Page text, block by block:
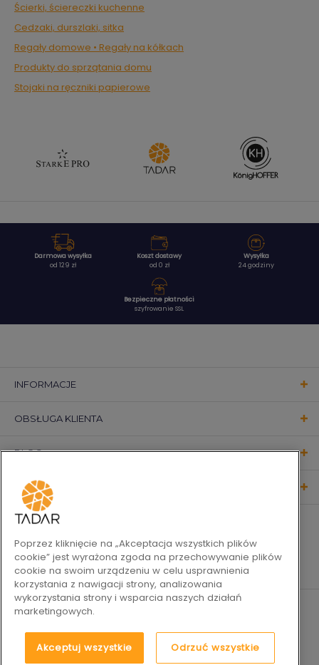
Ścierki, ściereczki kuchenne
Cedzaki, durszlaki, sitka
Regały domowe • Regały na kółkach
Produkty do sprzątania domu
Stojaki na ręczniki papierowe
Darmowa wysyłka
od 129 zł
Koszt dostawy
od 0 zł
Wysyłka
24 godziny
Bezpieczne płatności
szyfrowanie SSL
INFORMACJE
OBSŁUGA KLIENTA
BLOG
KONTAKT
Poprzez kliknięcie na „Akceptacja wszystkich plików
cookie” jest wyrażona zgoda na przechowywanie plików
cookie na swoim urządzeniu w celu usprawnienia
korzystania z nawigacji strony, analizowania
wykorzystania strony i wsparcia naszych działań
marketingowych.
Akceptuj wszystkie Odrzuć wszystkie